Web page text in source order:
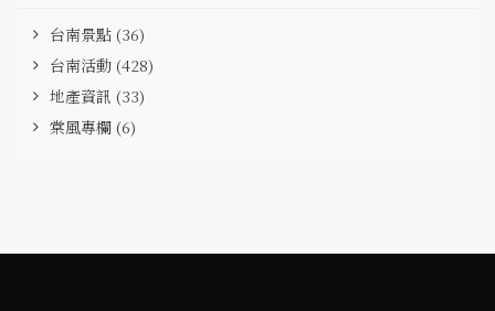
台南景點 (36)
台南活動 (428)
地產資訊 (33)
棠風專欄 (6)